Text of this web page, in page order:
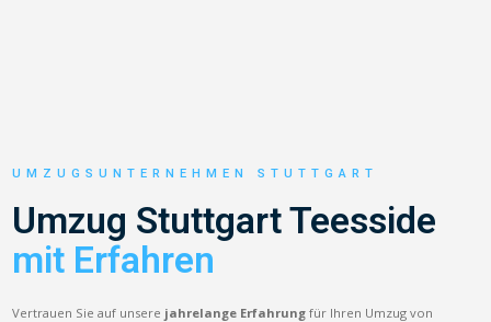
UMZUGSUNTERNEHMEN STUTTGART
Umzug Stuttgart Teesside
mit Erfahren
Vertrauen Sie auf unsere jahrelange Erfahrung für Ihren Umzug von